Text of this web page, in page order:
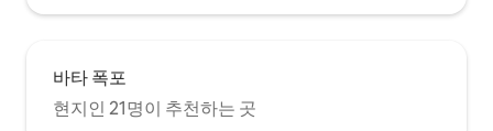
바타 폭포
현지인 21명이 추천하는 곳